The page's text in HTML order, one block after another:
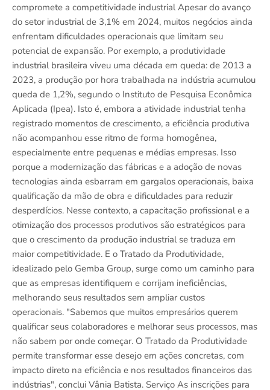
compromete a competitividade industrial Apesar do avanço
do setor industrial de 3,1% em 2024, muitos negócios ainda
enfrentam dificuldades operacionais que limitam seu
potencial de expansão. Por exemplo, a produtividade
industrial brasileira viveu uma década em queda: de 2013 a
2023, a produção por hora trabalhada na indústria acumulou
queda de 1,2%, segundo o Instituto de Pesquisa Econômica
Aplicada (Ipea). Isto é, embora a atividade industrial tenha
registrado momentos de crescimento, a eficiência produtiva
não acompanhou esse ritmo de forma homogênea,
especialmente entre pequenas e médias empresas. Isso
porque a modernização das fábricas e a adoção de novas
tecnologias ainda esbarram em gargalos operacionais, baixa
qualificação da mão de obra e dificuldades para reduzir
desperdícios. Nesse contexto, a capacitação profissional e a
otimização dos processos produtivos são estratégicos para
que o crescimento da produção industrial se traduza em
maior competitividade. E o Tratado da Produtividade,
idealizado pelo Gemba Group, surge como um caminho para
que as empresas identifiquem e corrijam ineficiências,
melhorando seus resultados sem ampliar custos
operacionais. "Sabemos que muitos empresários querem
qualificar seus colaboradores e melhorar seus processos, mas
não sabem por onde começar. O Tratado da Produtividade
permite transformar esse desejo em ações concretas, com
impacto direto na eficiência e nos resultados financeiros das
indústrias", conclui Vânia Batista. Serviço As inscrições para